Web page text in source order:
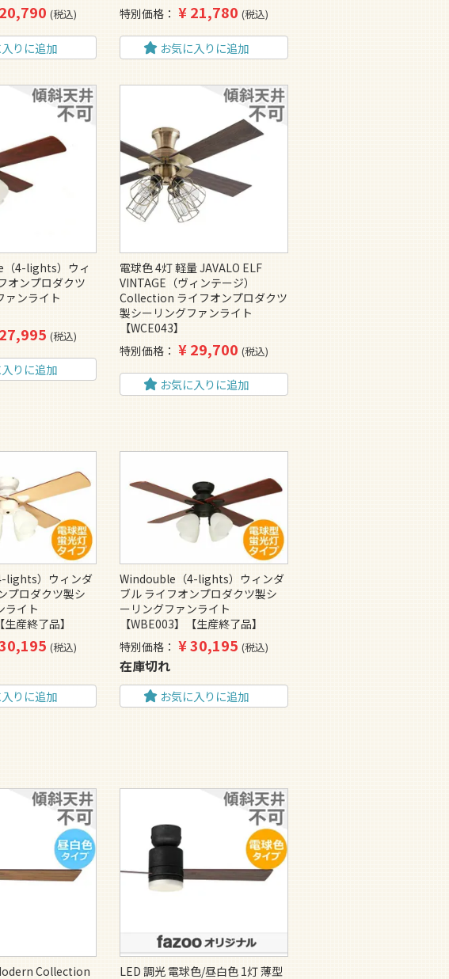
20,790 税込
りに追加
特別価格
¥21,780 税込
お気に入りに追加
4-lights）ウィ
オンプロダクツ
ァンライト
27,995 税込
りに追加
電球色 4灯 軽量 JAVALO ELF
VINTAGE（ヴィンテージ）
Collection ライフオンプロダクツ
製シーリングファンライト
【WCE043】
特別価格
¥29,700 税込
お気に入りに追加
lights）ウィンダ
プロダクツ製シ
ライト
生産終了品】
税込
りに追加
Windouble（4-lights）ウィンダ
ブル ライフオンプロダクツ製シ
ーリングファンライト
【WBE003】【生産終了品】
特別価格
¥30,195 税込
在庫切れ
お気に入りに追加
Collection
LED 調光 電球色/昼白色 1灯 薄型